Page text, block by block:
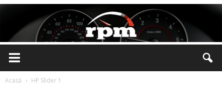
Acasă HP Slider 1